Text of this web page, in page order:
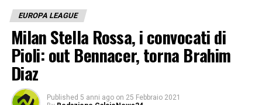
EUROPA LEAGUE
Milan Stella Rossa, i convocati di
Pioli: out Bennacer, torna Brahim
Diaz
Published 5 anni ago on 25 Febbraio 2021